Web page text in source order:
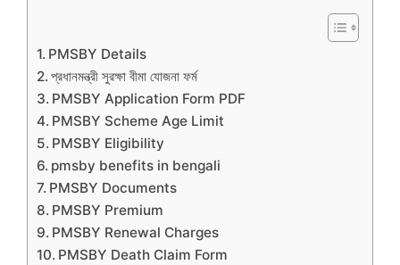
PMSBY Details
প্রধানমন্ত্রী সুরক্ষা বীমা যোজনা ফর্ম
PMSBY Application Form PDF
PMSBY Scheme Age Limit
PMSBY Eligibility
pmsby benefits in bengali
PMSBY Documents
PMSBY Premium
PMSBY Renewal Charges
PMSBY Death Claim Form